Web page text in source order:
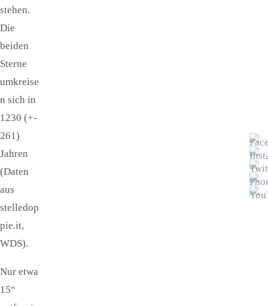
stehen.
Die
beiden
Sterne
umkreise
n sich in
1230 (+-
261)
Jahren
(Daten
aus
stelledop
pie.it,
WDS).
Nur etwa
15“